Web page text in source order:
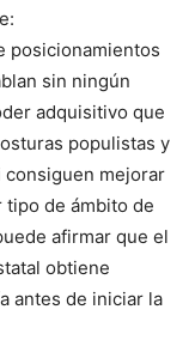
posicionamientos
sin ningún
adquisitivo que
populistas y
consiguen mejorar
de ámbito de
afirmar que el
obtiene
antes de iniciar la